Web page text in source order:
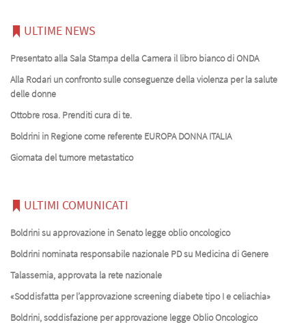
ULTIME NEWS
Presentato alla Sala Stampa della Camera il libro bianco di ONDA
Alla Rodari un confronto sulle conseguenze della violenza per la salute
delle donne
Ottobre rosa. Prenditi cura di te.
Boldrini in Regione come referente EUROPA DONNA ITALIA
Giornata del tumore metastatico
ULTIMI COMUNICATI
Boldrini su approvazione in Senato legge oblio oncologico
Boldrini nominata responsabile nazionale PD su Medicina di Genere
Talassemia, approvata la rete nazionale
«Soddisfatta per l’approvazione screening diabete tipo I e celiachia»
Boldrini, soddisfazione per approvazione legge Oblio Oncologico